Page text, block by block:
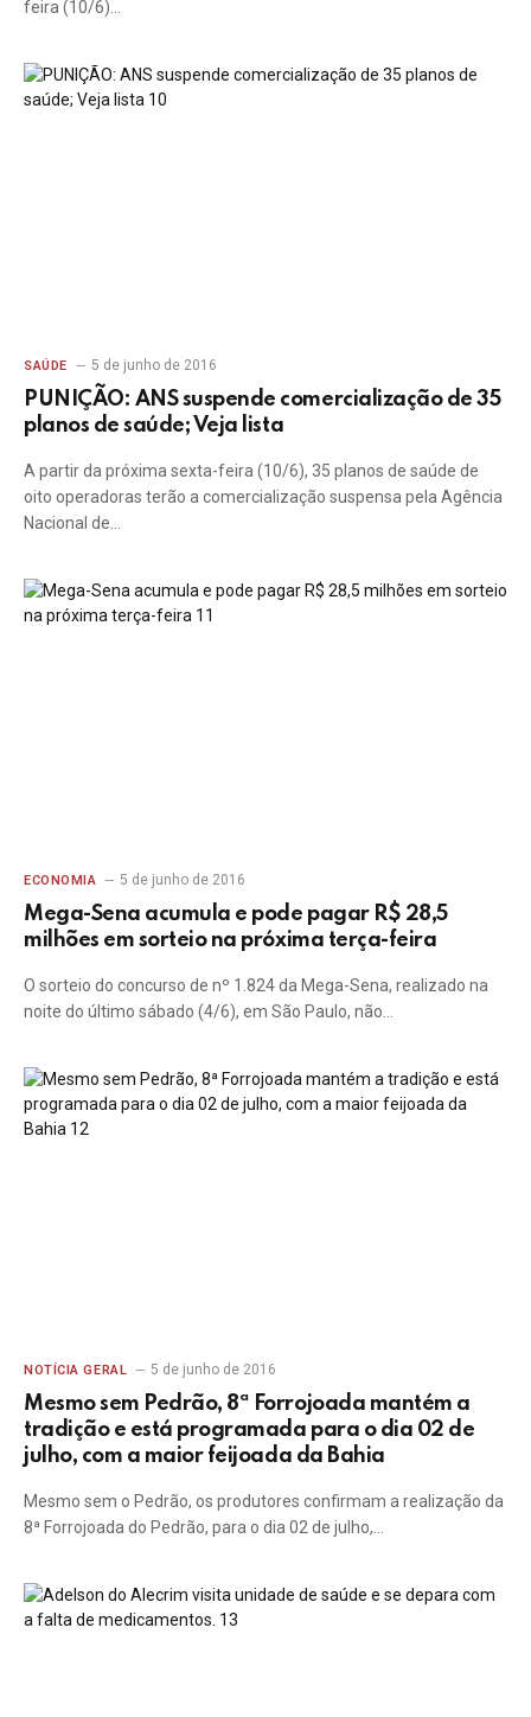
feira (10/6)…
SAÚDE 5 de junho de 2016
PUNIÇÃO: ANS suspende comercialização de 35
planos de saúde; Veja lista
A partir da próxima sexta-feira (10/6), 35 planos de saúde de
oito operadoras terão a comercialização suspensa pela Agência
Nacional de…
ECONOMIA 5 de junho de 2016
Mega-Sena acumula e pode pagar R$ 28,5
milhões em sorteio na próxima terça-feira
O sorteio do concurso de nº 1.824 da Mega-Sena, realizado na
noite do último sábado (4/6), em São Paulo, não…
NOTÍCIA GERAL 5 de junho de 2016
Mesmo sem Pedrão, 8ª Forrojoada mantém a
tradição e está programada para o dia 02 de
julho, com a maior feijoada da Bahia
Mesmo sem o Pedrão, os produtores confirmam a realização da
8ª Forrojoada do Pedrão, para o dia 02 de julho,…